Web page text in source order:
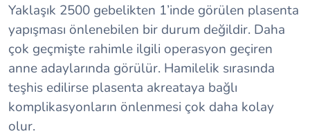
Yaklaşık 2500 gebelikten 1’inde görülen plasenta
yapışması önlenebilen bir durum değildir. Daha
çok geçmişte rahimle ilgili operasyon geçiren
anne adaylarında görülür. Hamilelik sırasında
teşhis edilirse plasenta akreataya bağlı
komplikasyonların önlenmesi çok daha kolay
olur.